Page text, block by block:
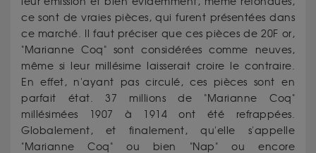
ce sont de vraies pièces, qui furent présentées dans
ce marché. Il faut préciser que ces pièces de 20F or,
"Marianne Coq" sont considérées comme neuves,
même si leur millésime laisserait croire le contraire.
En effet, n'ayant pas circulé, ces pièces sont en
parfait état. 37 millions de "Marianne Coq"
millésimées 1907 à 1914 ont été refrappées.
Globalement, et finalement, qu'elle s'appelle
"Marianne Coq" ou bien "Nap" ou encore